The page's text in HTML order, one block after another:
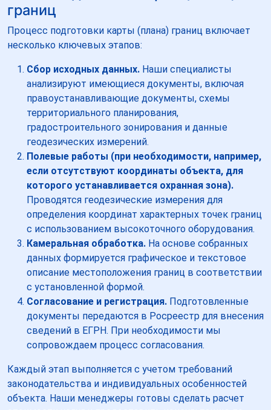
границ
Процесс подготовки карты (плана) границ включает
несколько ключевых этапов:
Сбор исходных данных. Наши специалисты
анализируют имеющиеся документы, включая
правоустанавливающие документы, схемы
территориального планирования,
градостроительного зонирования и данные
геодезических измерений.
Полевые работы (при необходимости, например,
если отсутствуют координаты объекта, для
которого устанавливается охранная зона).
Проводятся геодезические измерения для
определения координат характерных точек границ
с использованием высокоточного оборудования.
Камеральная обработка. На основе собранных
данных формируется графическое и текстовое
описание местоположения границ в соответствии
с установленной формой.
Согласование и регистрация. Подготовленные
документы передаются в Росреестр для внесения
сведений в ЕГРН. При необходимости мы
сопровождаем процесс согласования.
Каждый этап выполняется с учетом требований
законодательства и индивидуальных особенностей
объекта. Наши менеджеры готовы сделать расчет